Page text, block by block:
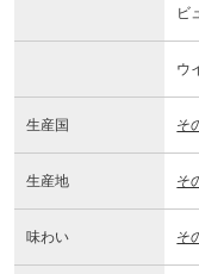
ビ
ウ
生産国 そ
生産地 そ
味わい そ